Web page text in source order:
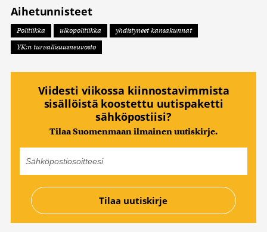
Aihetunnisteet
Politiikka ulkopolitiikka
yhdistyneet kansakunnat
YK:n turvallisuusneuvosto
Viidesti viikossa kiinnostavimmista
sisällöistä koostettu uutispaketti
sähköpostiisi?
Tilaa Suomenmaan ilmainen uutiskirje.